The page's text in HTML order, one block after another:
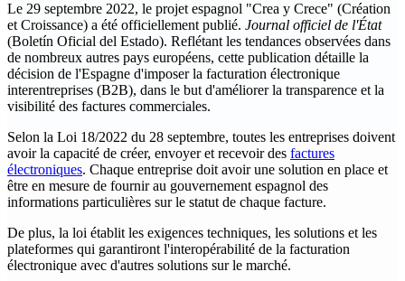
Le 29 septembre 2022, le projet espagnol "Crea y Crece" (Création
et Croissance) a été officiellement publié. Journal officiel de l'État
(Boletín Oficial del Estado). Reflétant les tendances observées dans
de nombreux autres pays européens, cette publication détaille la
décision de l'Espagne d'imposer la facturation électronique
interentreprises (B2B), dans le but d'améliorer la transparence et la
visibilité des factures commerciales.
Selon la Loi 18/2022 du 28 septembre, toutes les entreprises doivent
avoir la capacité de créer, envoyer et recevoir des factures
électroniques. Chaque entreprise doit avoir une solution en place et
être en mesure de fournir au gouvernement espagnol des
informations particulières sur le statut de chaque facture.
De plus, la loi établit les exigences techniques, les solutions et les
plateformes qui garantiront l'interopérabilité de la facturation
électronique avec d'autres solutions sur le marché.